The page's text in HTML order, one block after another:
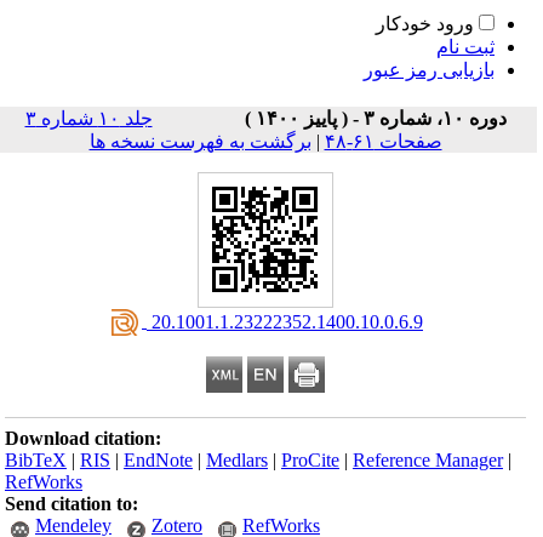
ورود خودکار
ثبت نام
بازیابی رمز عبور
دوره ۱۰، شماره ۳ - ( پاییز ۱۴۰۰ )
جلد ۱۰ شماره ۳
صفحات ۶۱-۴۸
| برگشت به فهرست نسخه ها
‎ 20.1001.1.23222352.1400.10.0.6.9
Download citation:
BibTeX |RIS |EndNote |Medlars |ProCite |Reference Manager
RefWorks
Send citation to:
Mendeley
Zotero RefWorks